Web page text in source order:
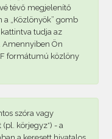
tévő megjelenítő
„Közlönyök” gomb
tudja az
Amennyiben Ön
formátumú közlöny
szóra vagy
körjegyz*) - a